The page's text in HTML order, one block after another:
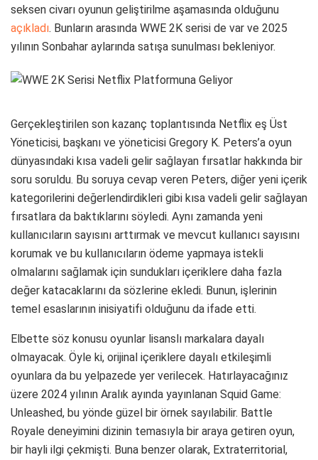
seksen civarı oyunun geliştirilme aşamasında olduğunu
açıkladı. Bunların arasında WWE 2K serisi de var ve 2025
yılının Sonbahar aylarında satışa sunulması bekleniyor.
Gerçekleştirilen son kazanç toplantısında Netflix eş Üst
Yöneticisi, başkanı ve yöneticisi Gregory K. Peters’a oyun
dünyasındaki kısa vadeli gelir sağlayan fırsatlar hakkında bir
soru soruldu. Bu soruya cevap veren Peters, diğer yeni içerik
kategorilerini değerlendirdikleri gibi kısa vadeli gelir sağlayan
fırsatlara da baktıklarını söyledi. Aynı zamanda yeni
kullanıcıların sayısını arttırmak ve mevcut kullanıcı sayısını
korumak ve bu kullanıcıların ödeme yapmaya istekli
olmalarını sağlamak için sundukları içeriklere daha fazla
değer katacaklarını da sözlerine ekledi. Bunun, işlerinin
temel esaslarının inisiyatifi olduğunu da ifade etti.
Elbette söz konusu oyunlar lisanslı markalara dayalı
olmayacak. Öyle ki, orijinal içeriklere dayalı etkileşimli
oyunlara da bu yelpazede yer verilecek. Hatırlayacağınız
üzere 2024 yılının Aralık ayında yayınlanan Squid Game:
Unleashed, bu yönde güzel bir örnek sayılabilir. Battle
Royale deneyimini dizinin temasıyla bir araya getiren oyun,
bir hayli ilgi çekmişti. Buna benzer olarak, Extraterritorial,